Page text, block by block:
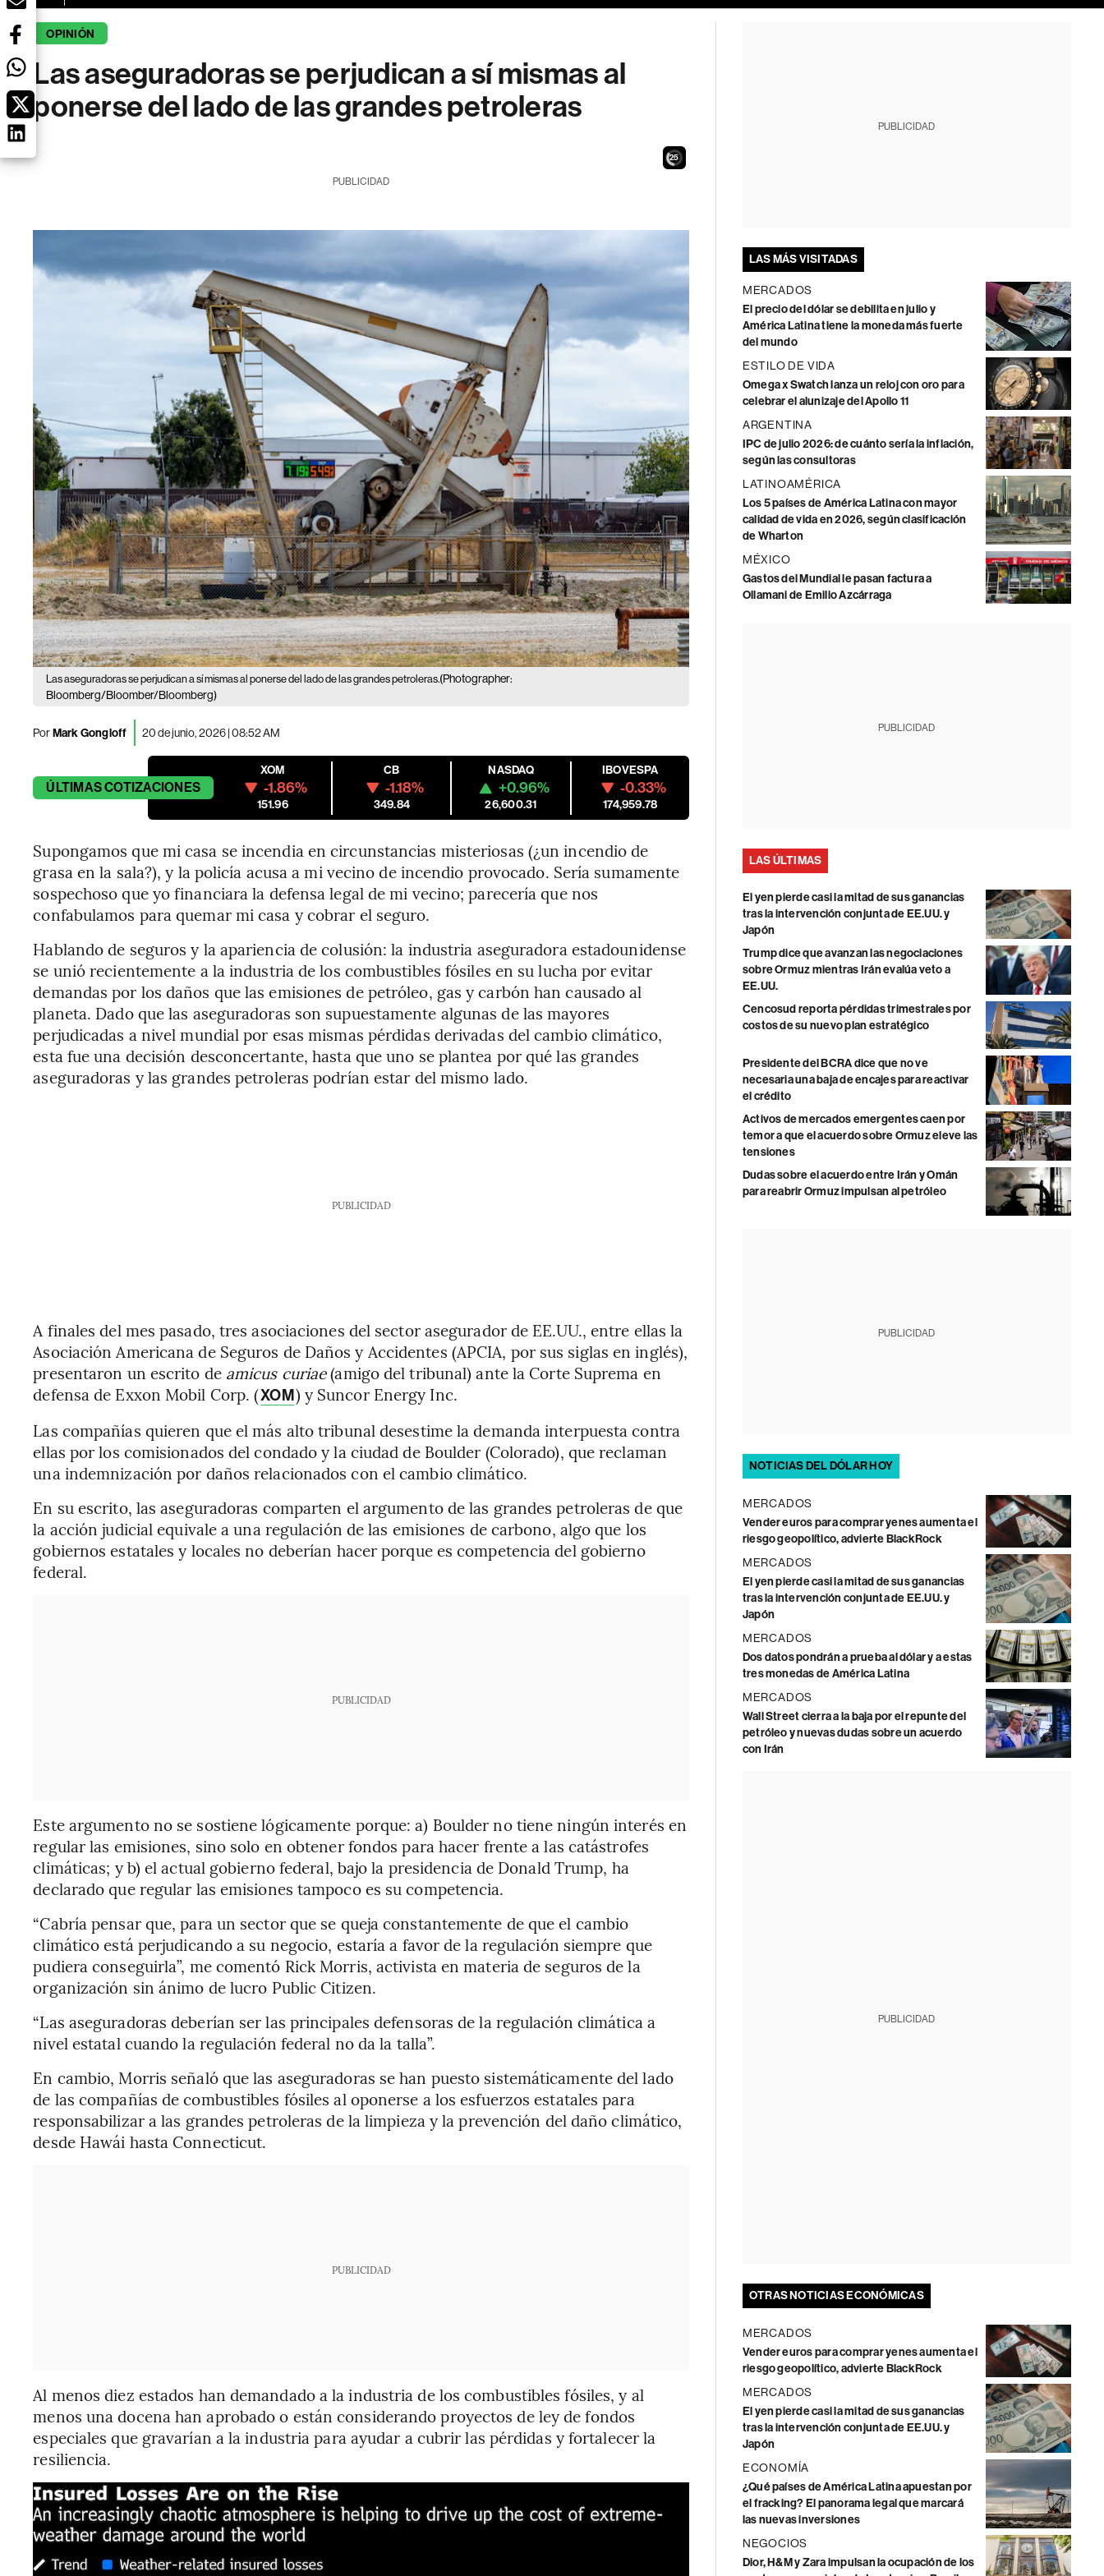
OPINIÓN
Las aseguradoras se perjudican a sí mismas al
ponerse del lado de las grandes petroleras
25
PUBLICIDAD
Las aseguradoras se perjudican a sí mismas al ponerse del lado de las grandes petroleras.(Photographer:
Bloomberg/Bloomber/Bloomberg)
PorMark Gongloff 20 de junio, 2026 | 08:52 AM
ÚLTIMASCOTIZACIONES
XOM
-1.86%
151.96
CB
-1.18%
349.84
NASDAQ
+0.96%
26,600.31
IBOVESPA
-0.33%
174,959.78
Supongamos que mi casa se incendia en circunstancias misteriosas (¿un incendio de
grasa en la sala?), y la policía acusa a mi vecino de incendio provocado. Sería sumamente
sospechoso que yo financiara la defensa legal de mi vecino; parecería que nos
confabulamos para quemar mi casa y cobrar el seguro.
Hablando de seguros y la apariencia de colusión: la industria aseguradora estadounidense
se unió recientemente a la industria de los combustibles fósiles en su lucha por evitar
demandas por los daños que las emisiones de petróleo, gas y carbón han causado al
planeta. Dado que las aseguradoras son supuestamente algunas de las mayores
perjudicadas a nivel mundial por esas mismas pérdidas derivadas del cambio climático,
esta fue una decisión desconcertante, hasta que uno se plantea por qué las grandes
aseguradoras y las grandes petroleras podrían estar del mismo lado.
PUBLICIDAD
A finales del mes pasado, tres asociaciones del sector asegurador de EE.UU., entre ellas la
Asociación Americana de Seguros de Daños y Accidentes (APCIA, por sus siglas en inglés),
presentaron un escrito de amicus curiae(amigo del tribunal) ante la Corte Suprema en
defensa de Exxon Mobil Corp. (XOM) y Suncor Energy Inc.
Las compañías quieren que el más alto tribunal desestime la demanda interpuesta contra
ellas por los comisionados del condado y la ciudad de Boulder (Colorado), que reclaman
una indemnización por daños relacionados con el cambio climático.
En su escrito, las aseguradoras comparten el argumento de las grandes petroleras de que
la acción judicial equivale a una regulación de las emisiones de carbono, algo que los
gobiernos estatales y locales no deberían hacer porque es competencia del gobierno
federal.
PUBLICIDAD
Este argumento no se sostiene lógicamente porque: a) Boulder no tiene ningún interés en
regular las emisiones, sino solo en obtener fondos para hacer frente a las catástrofes
climáticas; y b) el actual gobierno federal, bajo la presidencia de Donald Trump, ha
declarado que regular las emisiones tampoco es su competencia.
“Cabría pensar que, para un sector que se queja constantemente de que el cambio
climático está perjudicando a su negocio, estaría a favor de la regulación siempre que
pudiera conseguirla”, me comentó Rick Morris, activista en materia de seguros de la
organización sin ánimo de lucro Public Citizen.
“Las aseguradoras deberían ser las principales defensoras de la regulación climática a
nivel estatal cuando la regulación federal no da la talla”.
En cambio, Morris señaló que las aseguradoras se han puesto sistemáticamente del lado
de las compañías de combustibles fósiles al oponerse a los esfuerzos estatales para
responsabilizar a las grandes petroleras de la limpieza y la prevención del daño climático,
desde Hawái hasta Connecticut.
PUBLICIDAD
Al menos diez estados han demandado a la industria de los combustibles fósiles, y al
menos una docena han aprobado o están considerando proyectos de ley de fondos
especiales que gravarían a la industria para ayudar a cubrir las pérdidas y fortalecer la
resiliencia.
PUBLICIDAD
LAS MÁS VISITADAS
MERCADOS
El precio del dólar se debilita en julio y
América Latina tiene la moneda más fuerte
del mundo
ESTILO DE VIDA
Omega x Swatch lanza un reloj con oro para
celebrar el alunizaje del Apollo 11
ARGENTINA
IPC de julio 2026: de cuánto sería la inflación,
según las consultoras
LATINOAMÉRICA
Los 5 países de América Latina con mayor
calidad de vida en 2026, según clasificación
de Wharton
MÉXICO
Gastos del Mundial le pasan factura a
Ollamani de Emilio Azcárraga
PUBLICIDAD
LAS ÚLTIMAS
El yen pierde casi la mitad de sus ganancias
tras la intervención conjunta de EE.UU. y
Japón
Trump dice que avanzan las negociaciones
sobre Ormuz mientras Irán evalúa veto a
EE.UU.
Cencosud reporta pérdidas trimestrales por
costos de su nuevo plan estratégico
Presidente del BCRA dice que no ve
necesaria una baja de encajes para reactivar
el crédito
Activos de mercados emergentes caen por
temor a que el acuerdo sobre Ormuz eleve las
tensiones
Dudas sobre el acuerdo entre Irán y Omán
para reabrir Ormuz impulsan al petróleo
PUBLICIDAD
NOTICIAS DEL DÓLAR HOY
MERCADOS
Vender euros para comprar yenes aumenta el
riesgo geopolítico, advierte BlackRock
MERCADOS
El yen pierde casi la mitad de sus ganancias
tras la intervención conjunta de EE.UU. y
Japón
MERCADOS
Dos datos pondrán a prueba al dólar y a estas
tres monedas de América Latina
MERCADOS
Wall Street cierra a la baja por el repunte del
petróleo y nuevas dudas sobre un acuerdo
con Irán
PUBLICIDAD
OTRAS NOTICIAS ECONÓMICAS
MERCADOS
Vender euros para comprar yenes aumenta el
riesgo geopolítico, advierte BlackRock
MERCADOS
El yen pierde casi la mitad de sus ganancias
tras la intervención conjunta de EE.UU. y
Japón
ECONOMÍA
¿Qué países de América Latina apuestan por
el fracking? El panorama legal que marcará
las nuevas inversiones
NEGOCIOS
Dior, H&M y Zara impulsan la ocupación de los